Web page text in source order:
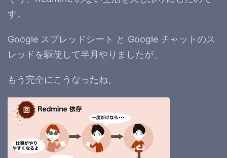
す。
Google スプレッドシート と Google チャットのス
レッドを駆使して半月やりましたが、
もう完全にこうなったね。